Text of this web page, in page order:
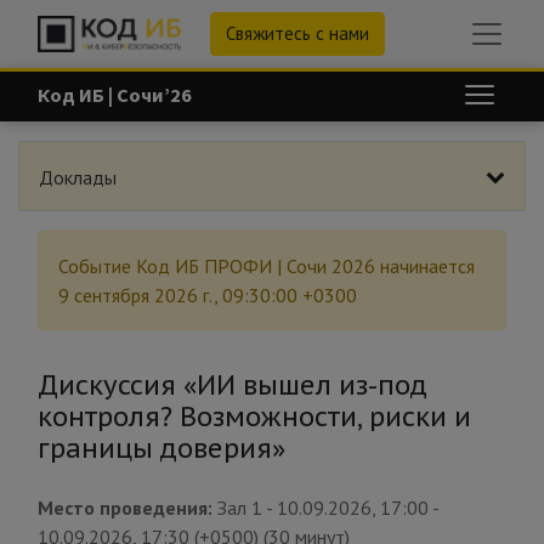
Свяжитесь с нами
Код ИБ | Сочи’26
Доклады
Событие Код ИБ ПРОФИ | Сочи 2026 начинается
9 сентября 2026 г., 09:30:00 +0300
Дискуссия «ИИ вышел из-под
контроля? Возможности, риски и
границы доверия»
Место проведения: Зал 1 - 10.09.2026, 17:00 -
10.09.2026, 17:30 (+0500) (30 минут)